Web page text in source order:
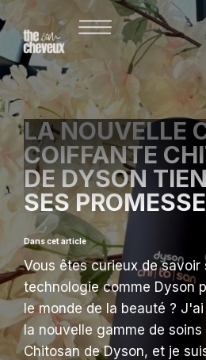
LA NOUVELLE
COIFFANTE
DE DYSON
SES
Dans cet article
Vous êtes curieux de savoir
technologie comme Dyson
le monde de la beauté ?
la nouvelle gamme de soins
Chitosan de Dyson, et je